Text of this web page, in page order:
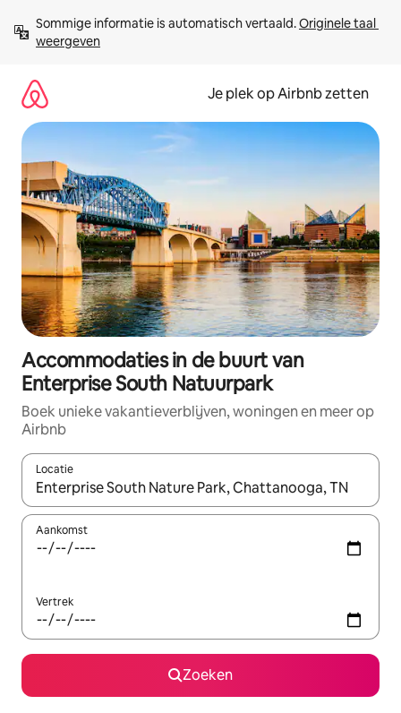
direct
naar
Sommige informatie is automatisch vertaald. Originele taal
weergeven
Je plek op Airbnb zetten
Accommodaties in de buurt van
Enterprise South Natuurpark
Boek unieke vakantieverblijven, woningen en meer op
Airbnb
Locatie
Wanneer er resultaten beschikbaar zijn, maak je een keuze
Aankomst
Vertrek
Zoeken